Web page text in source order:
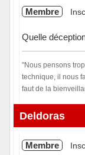
Membre
Quelle
"Nous pensons
technique, il nous
faut de la
Hors ligne
Deldoras
Membre